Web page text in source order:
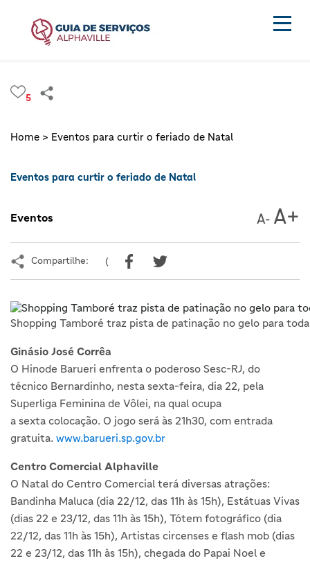
5
Home > Eventos para curtir o feriado de Natal
Eventos para curtir o feriado de Natal
Eventos
Compartilhe: (
Shopping Tamboré traz pista de patinação no gelo para
Ginásio José Corrêa
O Hinode Barueri enfrenta o poderoso Sesc-RJ, do
técnico Bernardinho, nesta sexta-feira, dia 22, pela
Superliga Feminina de Vôlei, na qual ocupa
a sexta colocação. O jogo será às 21h30, com entrada
gratuita. www.barueri.sp.gov.br
Centro Comercial Alphaville
O Natal do Centro Comercial terá diversas atrações:
Bandinha Maluca (dia 22/12, das 11h às 15h), Estátuas Vivas
(dias 22 e 23/12, das 11h às 15h), Tótem fotográfico (dia
22/12, das 11h às 15h), Artistas circenses e flash mob (dias
22 e 23/12, das 11h às 15h), chegada do Papai Noel e